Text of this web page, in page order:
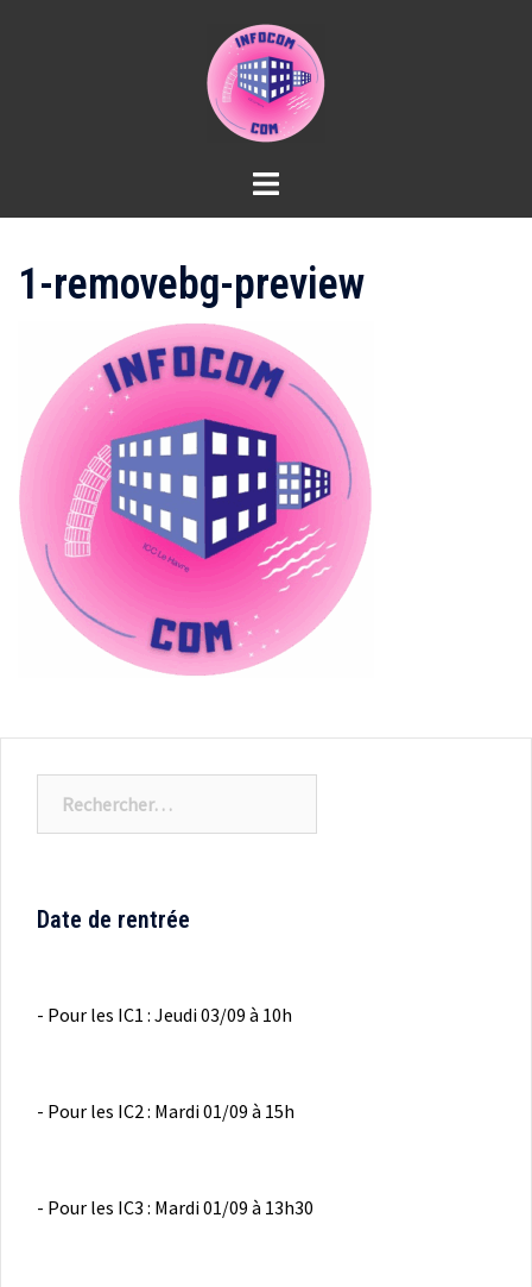
1-removebg-preview
Date de rentrée
- Pour les IC1 : Jeudi 03/09 à 10h
- Pour les IC2 : Mardi 01/09 à 15h
- Pour les IC3 : Mardi 01/09 à 13h30